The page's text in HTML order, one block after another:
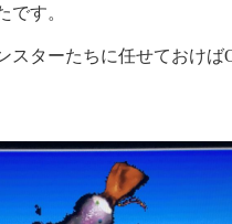
です。
スターたちに任せておけば